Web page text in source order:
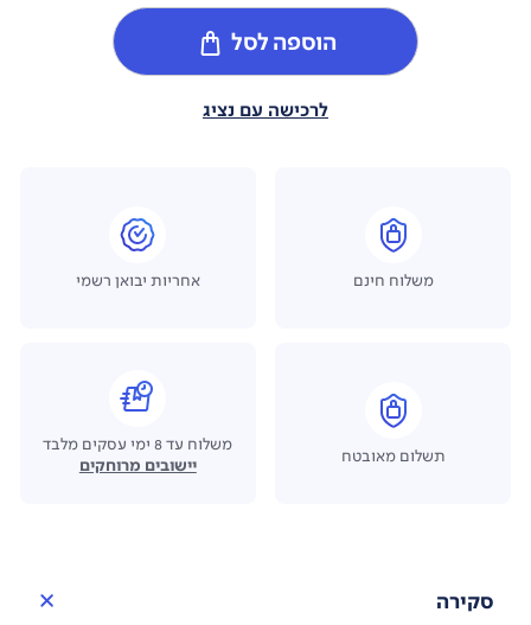
הוספה לסל
לרכישה עם נציג
משלוח חינם אחריות יבואן רשמי
תשלום מאובטח
משלוח עד 8 ימי עסקים מלבד
יישובים מרוחקים
סקירה